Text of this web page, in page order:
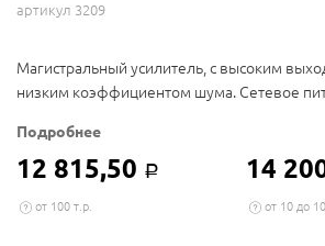
артикул 3209
Магистральный усилитель, с высоким
низким коэффициентом шума. Сетевое
Подробнее
12 815,50 Р 14
от 100 т.р. от 10 до